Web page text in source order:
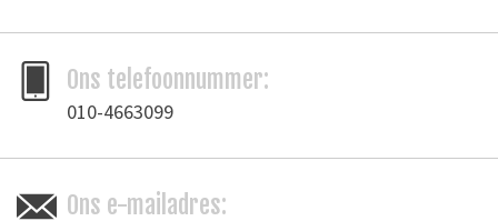
Ons telefoonnummer:
010-4663099
Ons e-mailadres: